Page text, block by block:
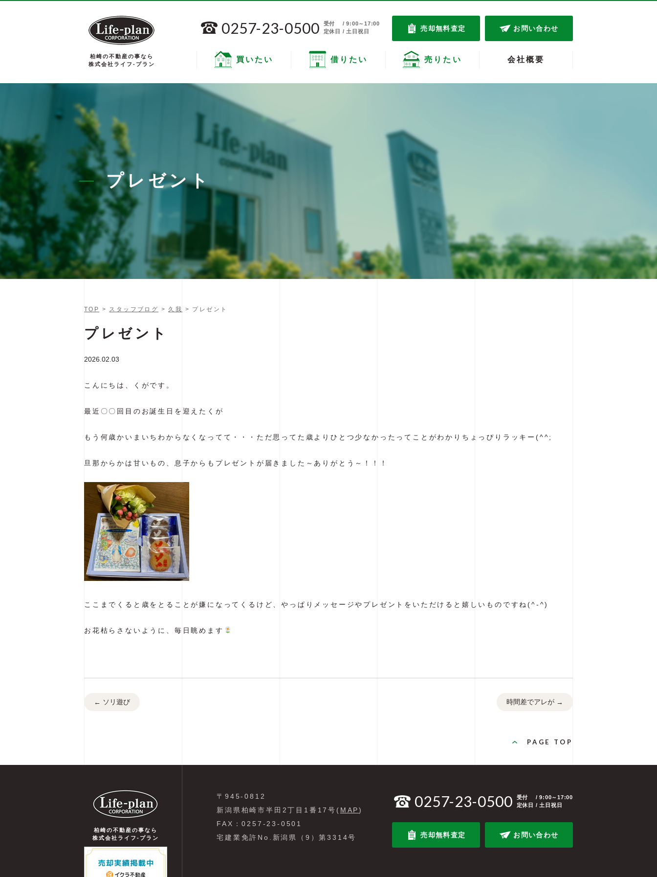
柏崎の不動産の事なら
株式会社ライフ-プラン
0257-23-0500 受付
/ 9:00～17:00
定休日 / 土日祝日
売却無料査定 お問い合わせ
買いたい 借りたい 売りたい 会社概要
プレゼント
TOP > スタッフブログ > 久我 > プレゼント
プレゼント
2026.02.03
こんにちは、くがです。
最近〇〇回目のお誕生日を迎えたくが
もう何歳かいまいちわからなくなってて・・・ただ思ってた歳よりひとつ少なかったってことがわかりちょっぴりラッキー(^^;
旦那からかは甘いもの、息子からもプレゼントが届きました～ありがとう～！！！
ここまでくると歳をとることが嫌になってくるけど、やっぱりメッセージやプレゼントをいただけると嬉しいものですね(^-^)
お花枯らさないように、毎日眺めます
← ソリ遊び 時間差でアレが →
PAGE TOP
柏崎の不動産の事なら
株式会社ライフ-プラン
〒945-0812
新潟県柏崎市半田2丁目1番17号( MAP)
FAX：0257-23-0501
宅建業免許No.新潟県（9）第3314号
0257-23-0500 受付
/ 9:00～17:00
定休日 / 土日祝日
売却無料査定 お問い合わせ